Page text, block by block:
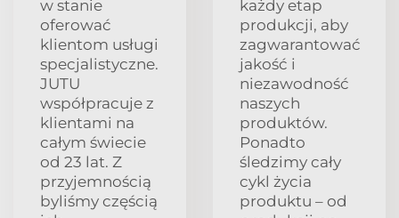
w stanie
oferować
klientom usługi
specjalistyczne.
JUTU
współpracuje z
klientami na
całym świecie
od 23 lat. Z
przyjemnością
byliśmy częścią
każdy etap
produkcji, aby
zagwarantować
jakość i
niezawodność
naszych
produktów.
Ponadto
śledzimy cały
cykl życia
produktu – od